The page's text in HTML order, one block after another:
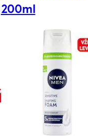
200ml